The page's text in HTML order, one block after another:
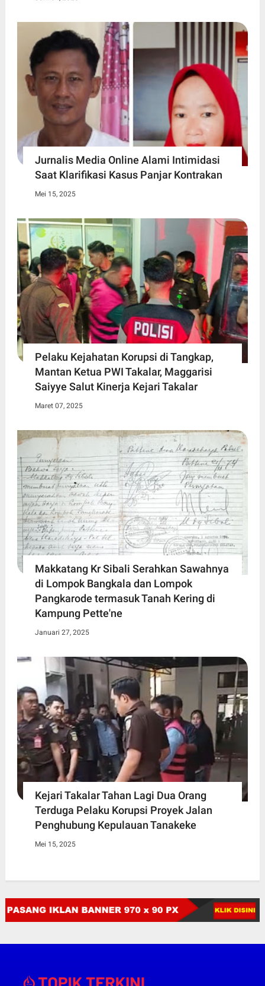
Jurnalis Media Online Alami Intimidasi
Saat Klarifikasi Kasus Panjar Kontrakan
Mei 15, 2025
Pelaku Kejahatan Korupsi di Tangkap,
Mantan Ketua PWI Takalar, Maggarisi
Saiyye Salut Kinerja Kejari Takalar
Maret 07, 2025
Makkatang Kr Sibali Serahkan Sawahnya
di Lompok Bangkala dan Lompok
Pangkarode termasuk Tanah Kering di
Kampung Pette'ne
Januari 27, 2025
Kejari Takalar Tahan Lagi Dua Orang
Terduga Pelaku Korupsi Proyek Jalan
Penghubung Kepulauan Tanakeke
Mei 15, 2025